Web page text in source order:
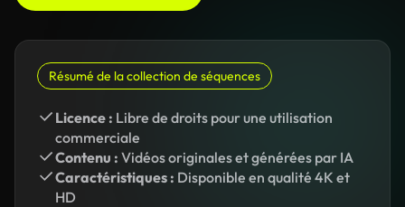
Résumé de la collection de séquences
Licence : Libre de droits pour une utilisation
commerciale
Contenu : Vidéos originales et générées par IA
Caractéristiques : Disponible en qualité 4K et
HD